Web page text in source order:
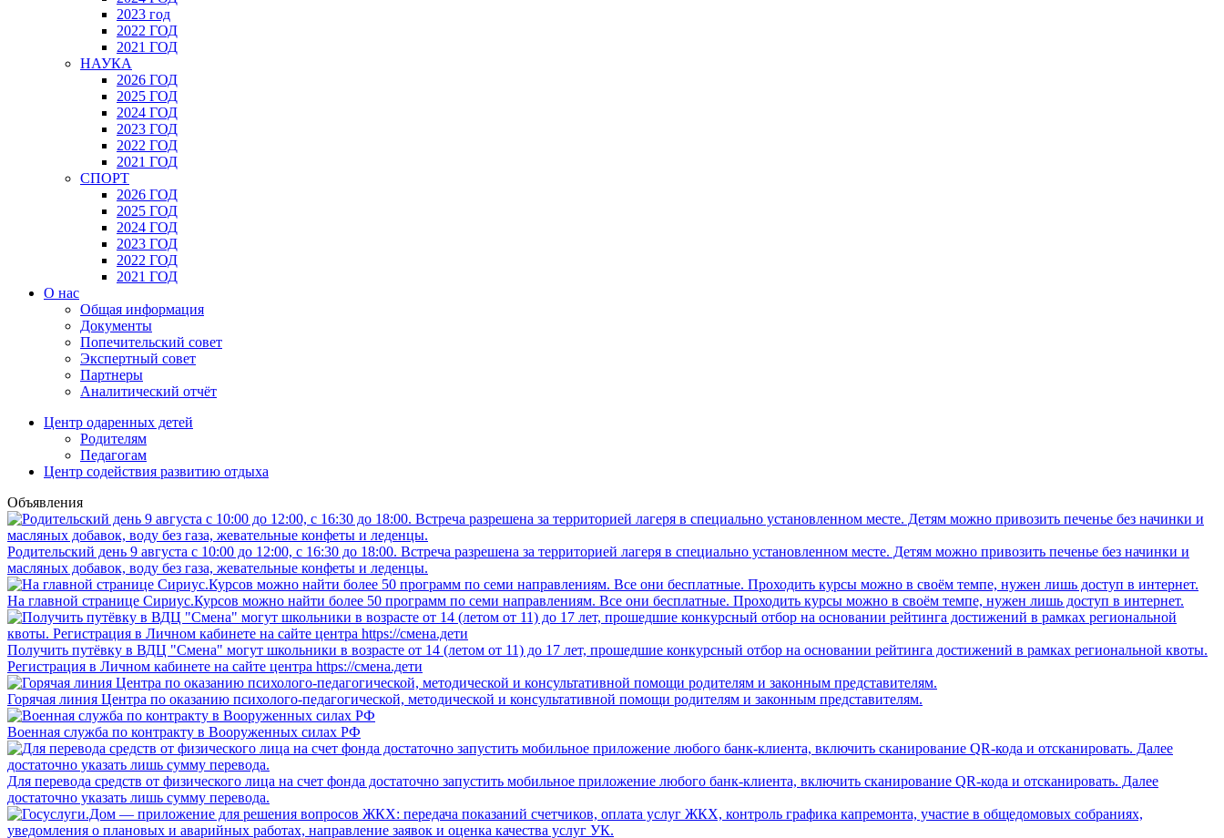
2023 год
2022 ГОД
2021 ГОД
НАУКА
2026 ГОД
2025 ГОД
2024 ГОД
2023 ГОД
2022 ГОД
2021 ГОД
СПОРТ
2026 ГОД
2025 ГОД
2024 ГОД
2023 ГОД
2022 ГОД
2021 ГОД
О нас
Общая информация
Документы
Попечительский совет
Экспертный совет
Партнеры
Аналитический отчёт
Центр одаренных детей
Родителям
Педагогам
Центр содействия развитию отдыха
Объявления
Родительский день 9 августа с 10:00 до 12:00, с 16:30 до 18:00. Встреча разрешена за территорией лагеря в специально установленном месте. Детям можно привозить печенье без начинки и
масляных добавок, воду без газа, жевательные конфеты и леденцы.
На главной странице Сириус.Курсов можно найти более 50 программ по семи направлениям. Все они бесплатные. Проходить курсы можно в своём темпе, нужен лишь доступ в интернет.
Получить путёвку в ВДЦ "Смена" могут школьники в возрасте от 14 (летом от 11) до 17 лет, прошедшие конкурсный отбор на основании рейтинга достижений в рамках региональной квоты.
Регистрация в Личном кабинете на сайте центра https://смена.дети
Горячая линия Центра по оказанию психолого-педагогической, методической и консультативной помощи родителям и законным представителям.
Военная служба по контракту в Вооруженных силах РФ
Для перевода средств от физического лица на счет фонда достаточно запустить мобильное приложение любого банк-клиента, включить сканирование QR-кода и отсканировать. Далее
достаточно указать лишь сумму перевода.